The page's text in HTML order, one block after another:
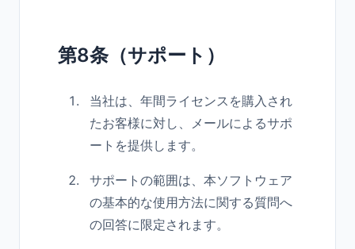
第8条（サポート）
当社は、年間ライセンスを購入され
たお客様に対し、メールによるサポ
ートを提供します。
サポートの範囲は、本ソフトウェア
の基本的な使用方法に関する質問へ
の回答に限定されます。